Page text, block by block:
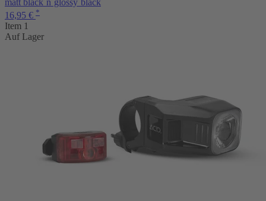
16,95 € *
Item 1
Auf Lager